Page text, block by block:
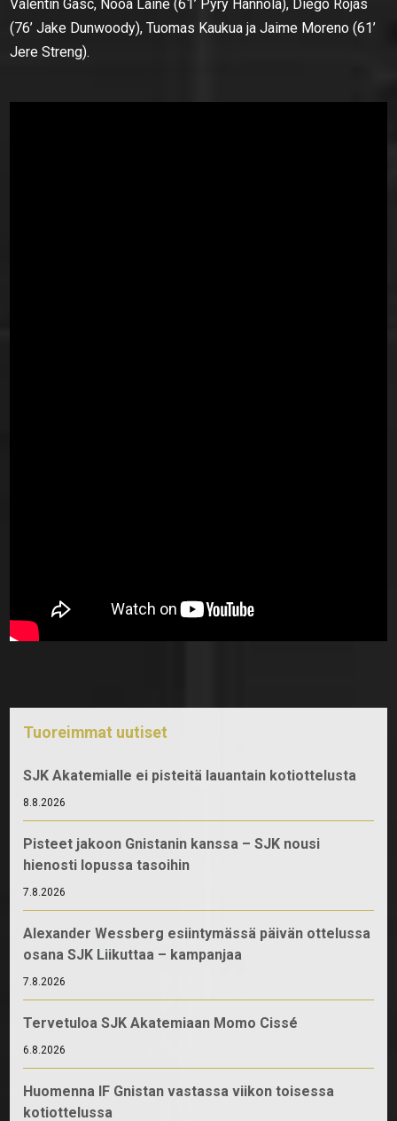
Valentin Gasc, Nooa Laine (61’ Pyry Hannola), Diego Rojas
(76’ Jake Dunwoody), Tuomas Kaukua ja Jaime Moreno (61’
Jere Streng).
Tuoreimmat uutiset
SJK Akatemialle ei pisteitä lauantain kotiottelusta
8.8.2026
Pisteet jakoon Gnistanin kanssa – SJK nousi
hienosti lopussa tasoihin
7.8.2026
Alexander Wessberg esiintymässä päivän ottelussa
osana SJK Liikuttaa – kampanjaa
7.8.2026
Tervetuloa SJK Akatemiaan Momo Cissé
6.8.2026
Huomenna IF Gnistan vastassa viikon toisessa
kotiottelussa